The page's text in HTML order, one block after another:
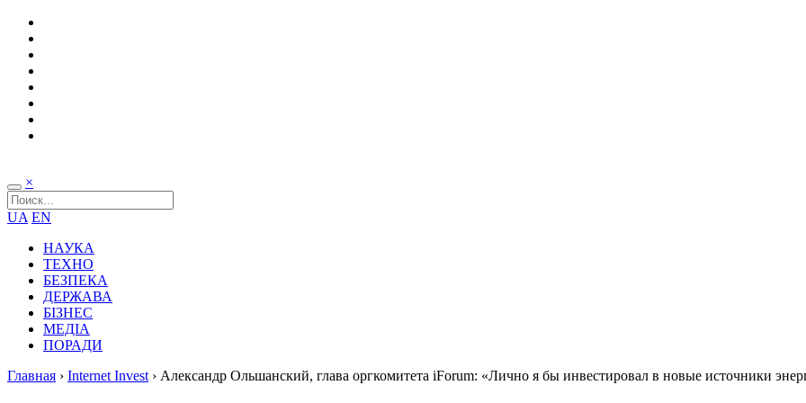
×
UA EN
НАУКА
ТЕХНО
БЕЗПЕКА
ДЕРЖАВА
БІЗНЕС
МЕДІА
ПОРАДИ
Главная › Internet Invest › Александр Ольшанский, глава оргкомитета iForum: «Лично я бы инвестировал в новые источники